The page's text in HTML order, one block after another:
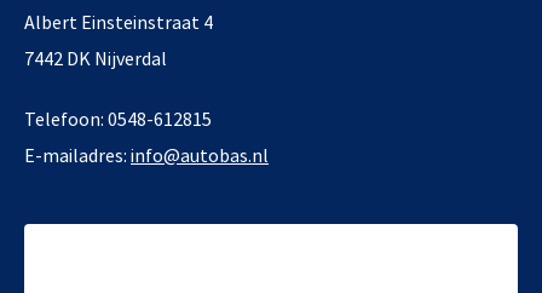
Albert Einsteinstraat 4
7442 DK Nijverdal
Telefoon: 0548-612815
E-mailadres: info@autobas.nl